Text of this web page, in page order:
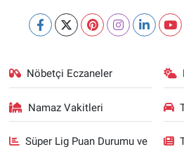
Nöbetçi Eczaneler
Namaz Vakitleri
Süper Lig Puan Durumu ve